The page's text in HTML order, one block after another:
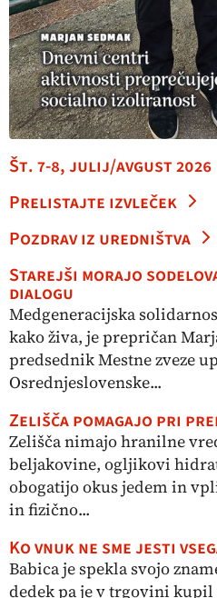
Št. 7-8, julij/avgust 2026
Prelistajte izvleček
Pozdrav iz uredništva
Starejši morajo
dialogu
Medgeneracijska
kako živa, je prepričan
predsednik Mestne zveze
Osrednjeslovenske...
Zelišča pomagajo pri
Zelišča nimajo hranilne
beljakovine, ogljikovi
obogatijo okus jedem in
in fizično...
Ko vnuk ne sme jesti
Babica je spekla svojo
dedek pa je v trgovini